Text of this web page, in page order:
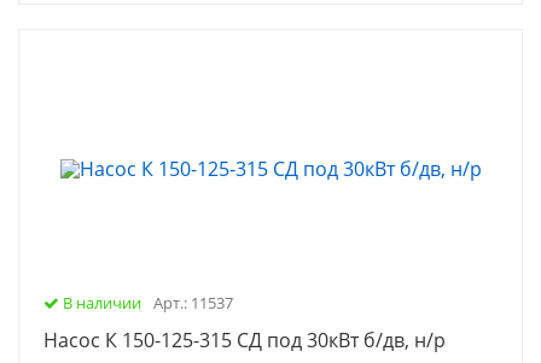
В наличии Арт.: 11537
Насос К 150-125-315 СД под 30кВт б/дв, н/р